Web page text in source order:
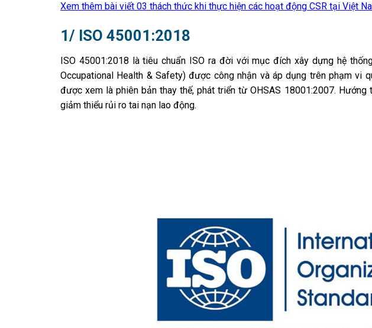
Xem thêm bài viết 03 thách thức khi thực hiện các hoạt động CSR tại Việt
1/ ISO 45001:2018
ISO 45001:2018 là tiêu chuẩn ISO ra đời với mục đích xây dựng hệ
Occupational Health & Safety) được công nhận và áp dụng trên phạm vi
được xem là phiên bản thay thế, phát triển từ OHSAS 18001:2007.
giảm thiểu rủi ro tai nạn lao động.